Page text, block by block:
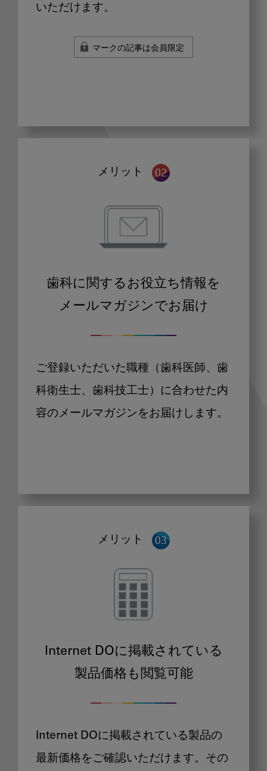
いただけます。
マークの記事は会員限定
メリット
歯科に関するお役立ち情報を
メールマガジンでお届け
ご登録いただいた職種（歯科医師、歯
科衛生士、歯科技工士）に合わせた内
容のメールマガジンをお届けします。
メリット
Internet DOに掲載されている
製品価格も閲覧可能
Internet DOに掲載されている製品の
最新価格をご確認いただけます。その